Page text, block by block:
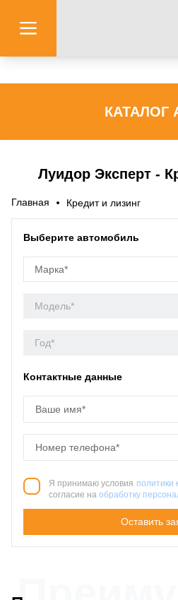
КАТАЛОГ
Луидор Эксперт -
Главная Кредит и лизинг
Выберите автомобиль
Марка*
Модель*
Год*
Контактные данные
Я принимаю условия политики
согласие на обработку
Оставить